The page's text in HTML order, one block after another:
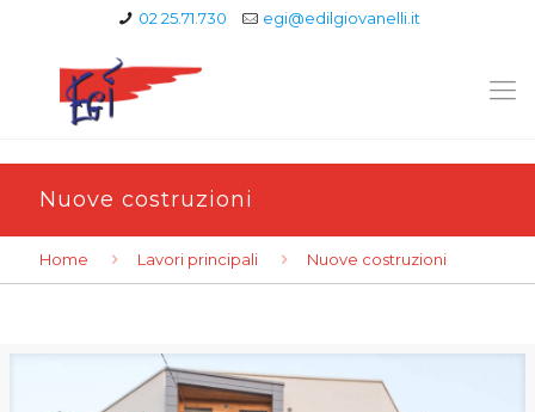
02 25.71.730 egi@edilgiovanelli.it
Nuove costruzioni
Home Lavori principali Nuove costruzioni